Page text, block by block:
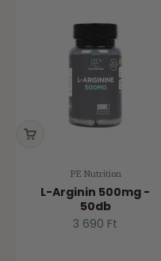
PE Nutrition
L-Arginin 500mg -
50db
Ár
3 690 Ft